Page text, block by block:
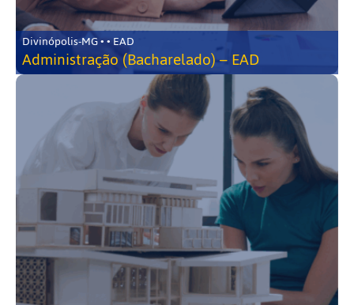
Divinópolis-MG • • EAD
Administração (Bacharelado) – EAD